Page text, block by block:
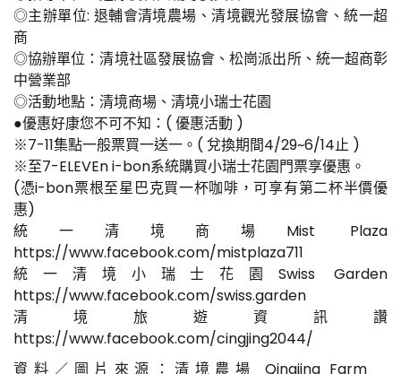
◎主辦單位: 退輔會清境農場、清境觀光發展協會、統一超
商
◎協辦單位：清境社區發展協會、松崗派出所、統一超商彰
中營業部
◎活動地點：清境商場、清境小瑞士花園
●優惠好康您不可不知：( 優惠活動 )
※7-11集點一般票買一送一。( 兌換期間4/29~6/14止 )
※至7-ELEVEn i-bon系統購買小瑞士花園門票享優惠。
(憑i-bon票根至星巴克買一杯咖啡，可享有第二杯半價優
惠)
統一清境商場Mist Plaza
https://www.facebook.com/mistplaza711
統一清境小瑞士花園Swiss Garden
https://www.facebook.com/swiss.garden
清境旅遊資訊讚
https://www.facebook.com/cingjing2044/
資料／圖片來源：清境農場 Qingjing Farm